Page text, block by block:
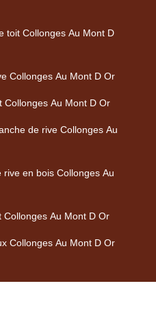
toit Collonges Au Mont D
Collonges Au Mont D Or
Collonges Au Mont D Or
de rive Collonges Au
en bois Collonges Au
Collonges Au Mont D Or
Collonges Au Mont D Or